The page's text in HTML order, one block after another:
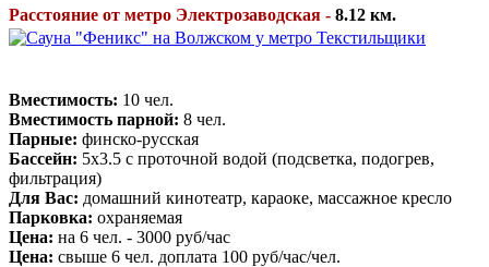
Расстояние от метро Электрозаводская - 8.12 км.
Вместимость: 10 чел.
Вместимость парной: 8 чел.
Парные: финско-русская
Бассейн: 5х3.5 с проточной водой (подсветка, подогрев,
фильтрация)
Для Вас: домашний кинотеатр, караоке, массажное кресло
Парковка: охраняемая
Цена: на 6 чел. - 3000 руб/час
Цена: свыше 6 чел. доплата 100 руб/час/чел.